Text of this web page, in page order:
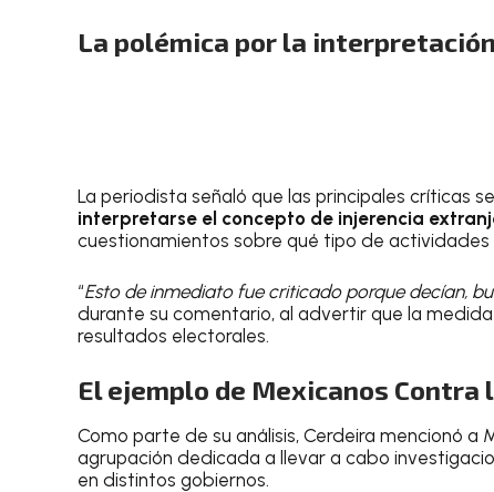
La polémica por la
La periodista señaló que las principales críticas
interpretarse el concepto de injerencia
cuestionamientos sobre qué tipo de
“Esto de inmediato fue criticado porque decían,
durante su comentario, al advertir que la
resultados electorales.
El ejemplo de Mexicanos Contra
Como parte de su análisis, Cerdeira mencionó a
agrupación dedicada a llevar a cabo
en distintos gobiernos.